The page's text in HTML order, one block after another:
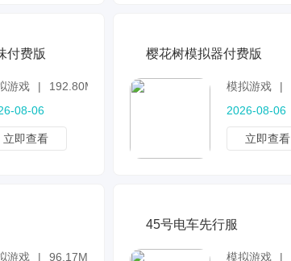
付费版
游戏 |
192.80MB
08-06
立即查看
樱花树模拟器付费版
模拟游戏 |
2026-08-06
立即查看
游戏 | 96.17MB
45号电车先行服
模拟游戏 |